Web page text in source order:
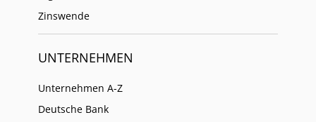
Zinswende
UNTERNEHMEN
Unternehmen A-Z
Deutsche Bank